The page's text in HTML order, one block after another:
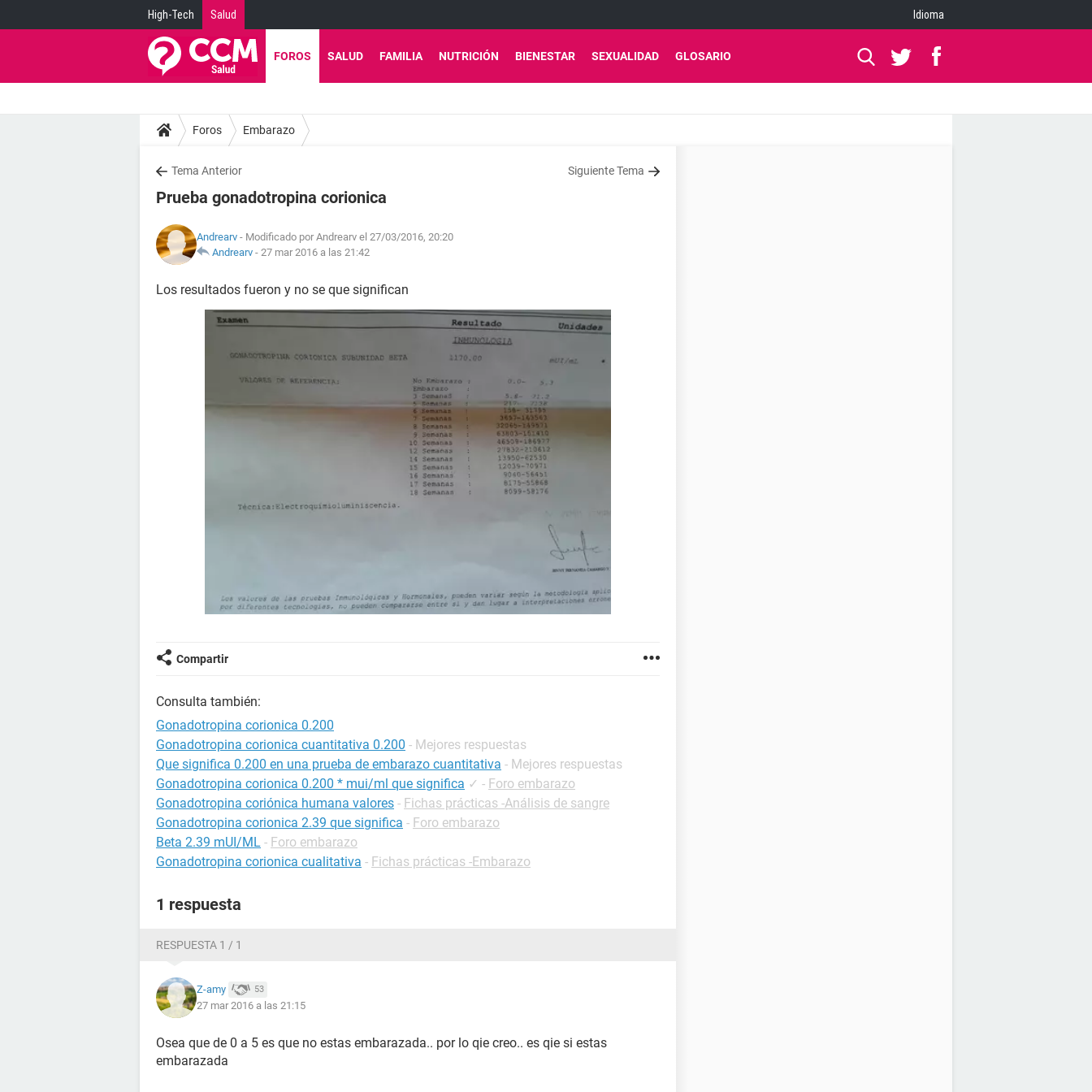
High-Tech Salud Idioma
FOROS SALUD FAMILIA NUTRICIÓN BIENESTAR SEXUALIDAD GLOSARIO
Foros Embarazo
Tema Anterior Siguiente Tema
Prueba gonadotropina corionica
Andrearv - Modificado por Andrearv el 27/03/2016, 20:20
Andrearv - 27 mar 2016 a las 21:42
Los resultados fueron y no se que significan
Compartir
Consulta también:
Gonadotropina corionica 0.200
Gonadotropina corionica cuantitativa 0.200 - Mejores respuestas
Que significa 0.200 en una prueba de embarazo cuantitativa - Mejores respuestas
Gonadotropina corionica 0.200 * mui/ml que significa ✓ - Foro embarazo
Gonadotropina coriónica humana valores - Fichas prácticas -Análisis de sangre
Gonadotropina corionica 2.39 que significa - Foro embarazo
Beta 2.39 mUI/ML - Foro embarazo
Gonadotropina corionica cualitativa - Fichas prácticas -Embarazo
1 respuesta
RESPUESTA 1 / 1
Z-amy 53
27 mar 2016 a las 21:15
Osea que de 0 a 5 es que no estas embarazada.. por lo qie creo.. es qie si estas
embarazada